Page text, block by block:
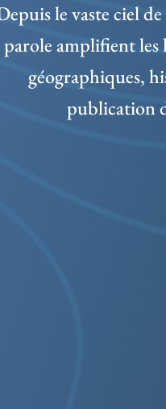
le vaste ciel
parole amplifient les
géographiques,
publication